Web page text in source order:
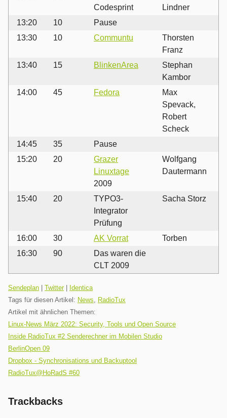
Codesprint
Lindner
13:20
10
Pause
13:30
10 Communtu
Thorsten
Franz
13:40
15 BlinkenArea
Stephan
Kambor
14:00
45 Fedora
Max
Spevack,
Robert
Scheck
14:45
35
Pause
15:20
20
Grazer
Linuxtage
2009
Wolfgang
Dautermann
15:40 20
TYPO3-
Integrator
Prüfung
Sacha Storz
16:00 30 AK Vorrat
Torben
16:30
90
Das waren die
CLT 2009
Kategorien:
Sendeplan Twitter|
Identica
Tags für diesen Artikel: News
RadioTux
Artikel mit ähnlichen Themen:
Linux-News März 2022: Security, Tools und Open Source
Inside RadioTux #2 Senderechner im Mobilen Studio
BerlinOpen 09
Dropbox - Synchronisations und Backuptool
RadioTux@HoRadS #60
Trackbacks